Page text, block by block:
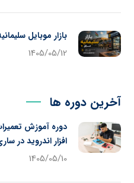
بازار موبایل
1405/05/12
آخرین دوره ها
دوره آموزش
افزار اندروید در
1405/05/10